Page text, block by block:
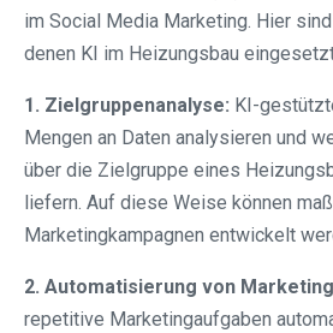
im Social Media Marketing. Hier
denen KI im Heizungsbau
1. Zielgruppenanalyse: KI-
Mengen an Daten analysieren und
über die Zielgruppe eines
liefern. Auf diese Weise können
Marketingkampagnen entwickelt
2. Automatisierung von
repetitive Marketingaufgaben